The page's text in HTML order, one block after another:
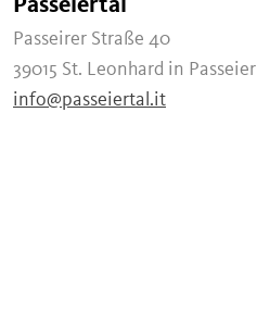
Passeiertal
Passeirer Straße 40
39015 St. Leonhard in Passeier
info@passeiertal.it